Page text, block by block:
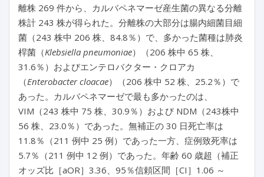
離株 269 件から、カルバペネマーゼ産生菌の異なる分離
株計 243 株が得られた。分離株の大部分は腸内細菌目細
菌（243 株中 206 株、84.8％）で、多かった菌種は肺炎
桿菌（Klebsiella pneumoniae）（206 株中 65 株、
31.6％）およびエンテロバクター・クロアカ
（Enterobacter cloacae）（206 株中 52 株、25.2％）で
あった。カルバペネマーゼで最も多かったのは、
VIM（243 株中 75 株、30.9％）および NDM（243株中
56 株、23.0％）であった。無補正の 30 日死亡率は
11.8％（211 例中 25 例）であった一方、症例致死率は
5.7％（211 例中 12 例）であった。年齢 60 歳超（補正
オッズ比［aOR］3.36、95％信頼区間［CI］1.06 ～